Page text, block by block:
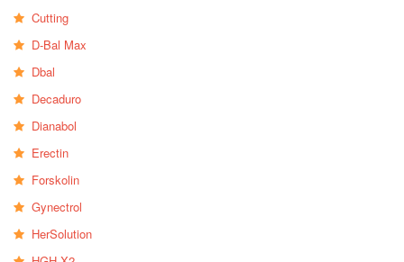
Cutting
D-Bal Max
Dbal
Decaduro
Dianabol
Erectin
Forskolin
Gynectrol
HerSolution